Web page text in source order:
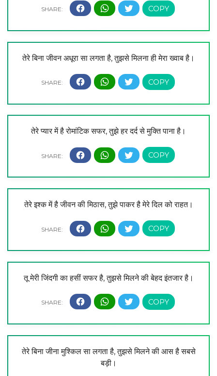
तेरे बिना जीवन अधूरा सा लगता है, तुझसे मिलना ही मेरा ख्वाब है।
तेरे प्यार में है रोमांटिक सफर, तुझे हर दर्द से मुक्ति पाना है।
तेरे इश्क में है जीवन की मिठास, तुझे पाकर है मेरे दिल को राहत।
तू मेरी जिंदगी का हसीं सफर है, तुझसे मिलने की बेहद इंतजार है।
तेरे बिना जीना मुश्किल सा लगता है, तुझसे मिलने की आस है सबसे
बड़ी।